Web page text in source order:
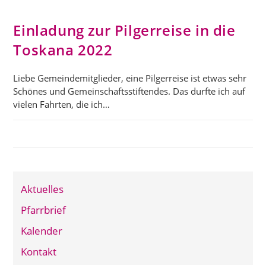
Einladung zur Pilgerreise in die
Toskana 2022
Liebe Gemeindemitglieder, eine Pilgerreise ist etwas sehr
Schönes und Gemeinschaftsstiftendes. Das durfte ich auf
vielen Fahrten, die ich…
Aktuelles
Pfarrbrief
Kalender
Kontakt